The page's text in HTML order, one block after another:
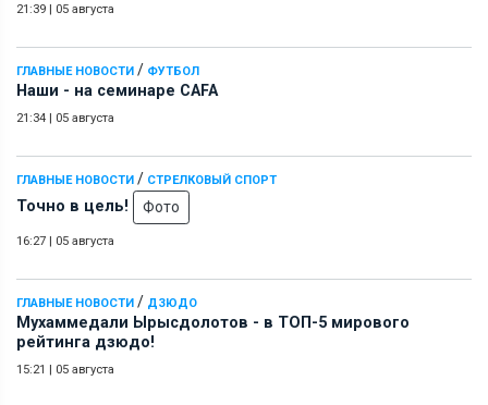
21:39 | 05 августа
ГЛАВНЫЕ НОВОСТИ / ФУТБОЛ
Наши - на семинаре СAFA
21:34 | 05 августа
ГЛАВНЫЕ НОВОСТИ / СТРЕЛКОВЫЙ СПОРТ
Точно в цель! Фото
16:27 | 05 августа
ГЛАВНЫЕ НОВОСТИ / ДЗЮДО
Мухаммедали Ырысдолотов - в ТОП-5 мирового
рейтинга дзюдо!
15:21 | 05 августа